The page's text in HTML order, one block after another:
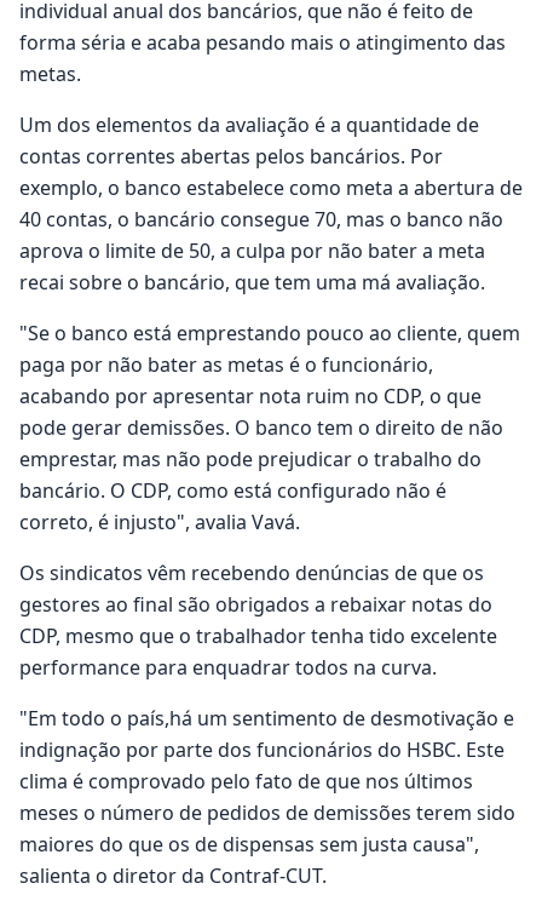
individual anual dos bancários, que não é feito de
forma séria e acaba pesando mais o atingimento das
metas.
Um dos elementos da avaliação é a quantidade de
contas correntes abertas pelos bancários. Por
exemplo, o banco estabelece como meta a abertura de
40 contas, o bancário consegue 70, mas o banco não
aprova o limite de 50, a culpa por não bater a meta
recai sobre o bancário, que tem uma má avaliação.
"Se o banco está emprestando pouco ao cliente, quem
paga por não bater as metas é o funcionário,
acabando por apresentar nota ruim no CDP, o que
pode gerar demissões. O banco tem o direito de não
emprestar, mas não pode prejudicar o trabalho do
bancário. O CDP, como está configurado não é
correto, é injusto", avalia Vavá.
Os sindicatos vêm recebendo denúncias de que os
gestores ao final são obrigados a rebaixar notas do
CDP, mesmo que o trabalhador tenha tido excelente
performance para enquadrar todos na curva.
"Em todo o país,há um sentimento de desmotivação e
indignação por parte dos funcionários do HSBC. Este
clima é comprovado pelo fato de que nos últimos
meses o número de pedidos de demissões terem sido
maiores do que os de dispensas sem justa causa",
salienta o diretor da Contraf-CUT.